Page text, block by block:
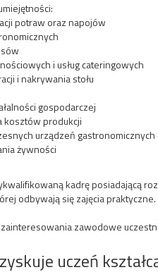
potraw oraz napojów
i usług cateringowych
i nakrywania stołu
gospodarczej
kosztów produkcji
urządzeń
żywności
kadrę posiadającą
odbywają się zajęcia praktyczne.
zawodowe
uczeń